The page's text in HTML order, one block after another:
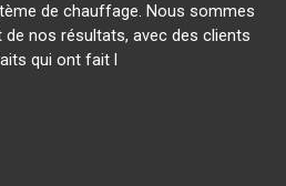
de chauffage. Nous sommes
nos résultats, avec des clients
qui ont fait l